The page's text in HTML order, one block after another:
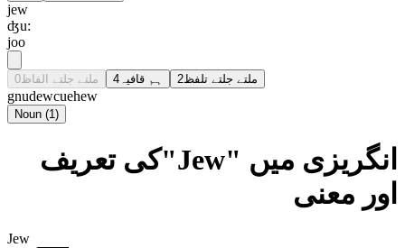
jew
ʤu:
joo
ملتے جلتے الفاظ 0 ہم قافیہ 4 ملتے جلتے تلفظ2
gnudewcuehew
Noun (1)
انگریزی میں "Jew"کی تعریف
اور معنی
Jew